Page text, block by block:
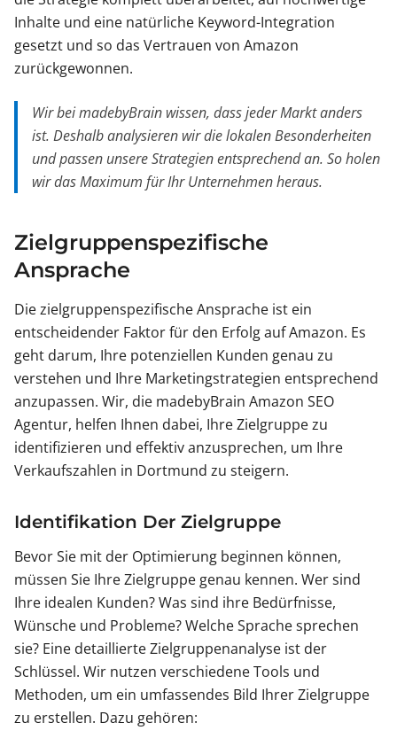
Inhalte und eine natürliche Keyword-Integration
gesetzt und so das Vertrauen von Amazon
zurückgewonnen.
Wir bei madebyBrain wissen, dass jeder Markt anders
ist. Deshalb analysieren wir die lokalen Besonderheiten
und passen unsere Strategien entsprechend an. So holen
wir das Maximum für Ihr Unternehmen heraus.
Zielgruppenspezifische
Ansprache
Die zielgruppenspezifische Ansprache ist ein
entscheidender Faktor für den Erfolg auf Amazon. Es
geht darum, Ihre potenziellen Kunden genau zu
verstehen und Ihre Marketingstrategien entsprechend
anzupassen. Wir, die madebyBrain Amazon SEO
Agentur, helfen Ihnen dabei, Ihre Zielgruppe zu
identifizieren und effektiv anzusprechen, um Ihre
Verkaufszahlen in Dortmund zu steigern.
Identifikation Der Zielgruppe
Bevor Sie mit der Optimierung beginnen können,
müssen Sie Ihre Zielgruppe genau kennen. Wer sind
Ihre idealen Kunden? Was sind ihre Bedürfnisse,
Wünsche und Probleme? Welche Sprache sprechen
sie? Eine detaillierte Zielgruppenanalyse ist der
Schlüssel. Wir nutzen verschiedene Tools und
Methoden, um ein umfassendes Bild Ihrer Zielgruppe
zu erstellen. Dazu gehören: